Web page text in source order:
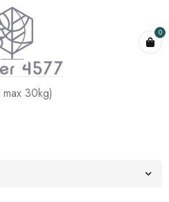
0
30kg)